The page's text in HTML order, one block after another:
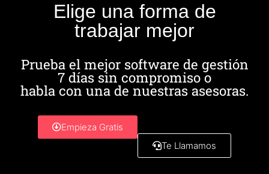
Elige una forma de
trabajar mejor
Prueba el mejor software de gestión
7 días sin compromiso o
habla con una de nuestras asesoras.
Empieza Gratis
Te Llamamos